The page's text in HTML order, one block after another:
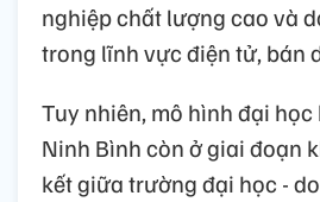
nghiệp chất lượng cao và
trong lĩnh vực điện tử, bán
Tuy nhiên, mô hình đại
Ninh Bình còn ở giai đoạn
kết giữa trường đại học -